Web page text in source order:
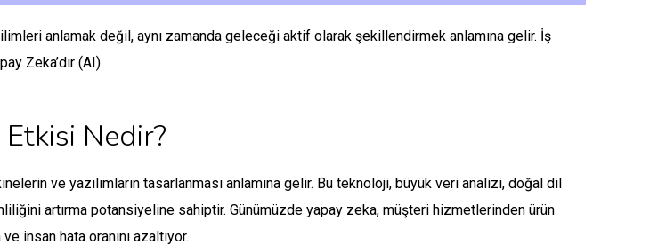
anlamak değil, aynı zamanda geleceği aktif olarak şekillendirmek anlamına gelir. İş
Zeka’dır (AI).
Nedir?
ve yazılımların tasarlanması anlamına gelir. Bu teknoloji, büyük veri analizi, doğal dil
artırma potansiyeline sahiptir. Günümüzde yapay zeka, müşteri hizmetlerinden ürün
insan hata oranını azaltıyor.